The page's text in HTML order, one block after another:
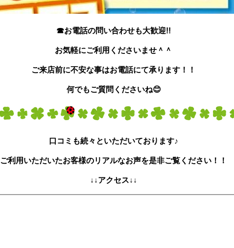
☎お電話の問い合わせも大歓迎!!
お気軽にご利用くださいませ＾＾
ご来店前に不安な事はお電話にて承ります！！
何でもご質問くださいね😊
口コミも続々といただいております♪
ご利用いただいたお客様のリアルなお声を是非ご覧ください！！
↓↓アクセス↓↓